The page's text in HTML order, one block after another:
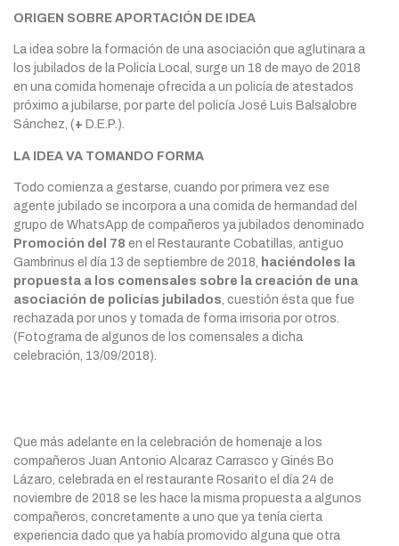
ORIGEN SOBRE APORTACIÓN DE IDEA
La idea sobre la formación de una asociación que aglutinara a
los jubilados de la Policía Local, surge un 18 de mayo de 2018
en una comida homenaje ofrecida a un policía de atestados
próximo a jubilarse, por parte del policía José Luis Balsalobre
Sánchez, (+ D.E.P.).
LA IDEA VA TOMANDO FORMA
Todo comienza a gestarse, cuando por primera vez ese
agente jubilado se incorpora a una comida de hermandad del
grupo de WhatsApp de compañeros ya jubilados denominado
Promoción del 78 en el Restaurante Cobatillas, antiguo
Gambrinus el día 13 de septiembre de 2018, haciéndoles la
propuesta a los comensales sobre la creación de una
asociación de policías jubilados, cuestión ésta que fue
rechazada por unos y tomada de forma irrisoria por otros.
(Fotograma de algunos de los comensales a dicha
celebración, 13/09/2018).
Que más adelante en la celebración de homenaje a los
compañeros Juan Antonio Alcaraz Carrasco y Ginés Bo
Lázaro, celebrada en el restaurante Rosarito el día 24 de
noviembre de 2018 se les hace la misma propuesta a algunos
compañeros, concretamente a uno que ya tenía cierta
experiencia dado que ya había promovido alguna que otra